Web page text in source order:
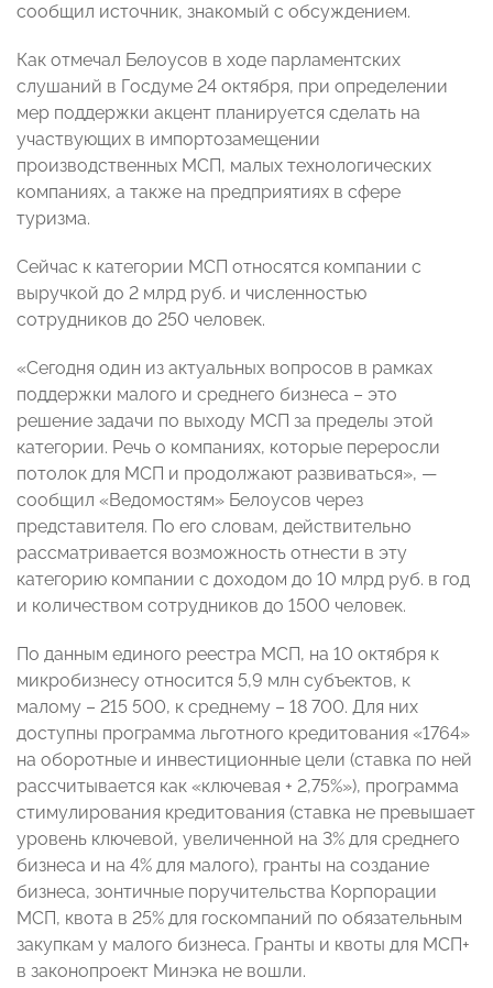
сообщил источник, знакомый с обсуждением.
Как отмечал Белоусов в ходе парламентских
слушаний в Госдуме 24 октября, при определении
мер поддержки акцент планируется сделать на
участвующих в импортозамещении
производственных МСП, малых технологических
компаниях, а также на предприятиях в сфере
туризма.
Сейчас к категории МСП относятся компании с
выручкой до 2 млрд руб. и численностью
сотрудников до 250 человек.
«Сегодня один из актуальных вопросов в рамках
поддержки малого и среднего бизнеса – это
решение задачи по выходу МСП за пределы этой
категории. Речь о компаниях, которые переросли
потолок для МСП и продолжают развиваться», —
сообщил «Ведомостям» Белоусов через
представителя. По его словам, действительно
рассматривается возможность отнести в эту
категорию компании с доходом до 10 млрд руб. в год
и количеством сотрудников до 1500 человек.
По данным единого реестра МСП, на 10 октября к
микробизнесу относится 5,9 млн субъектов, к
малому – 215 500, к среднему – 18 700. Для них
доступны программа льготного кредитования «1764»
на оборотные и инвестиционные цели (ставка по ней
рассчитывается как «ключевая + 2,75%»), программа
стимулирования кредитования (ставка не превышает
уровень ключевой, увеличенной на 3% для среднего
бизнеса и на 4% для малого), гранты на создание
бизнеса, зонтичные поручительства Корпорации
МСП, квота в 25% для госкомпаний по обязательным
закупкам у малого бизнеса. Гранты и квоты для МСП+
в законопроект Минэка не вошли.